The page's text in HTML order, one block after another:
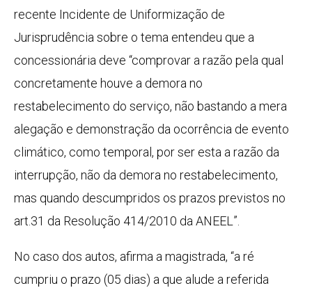
recente Incidente de Uniformização de
Jurisprudência sobre o tema entendeu que a
concessionária deve “comprovar a razão pela qual
concretamente houve a demora no
restabelecimento do serviço, não bastando a mera
alegação e demonstração da ocorrência de evento
climático, como temporal, por ser esta a razão da
interrupção, não da demora no restabelecimento,
mas quando descumpridos os prazos previstos no
art.31 da Resolução 414/2010 da ANEEL”.
No caso dos autos, afirma a magistrada, “a ré
cumpriu o prazo (05 dias) a que alude a referida